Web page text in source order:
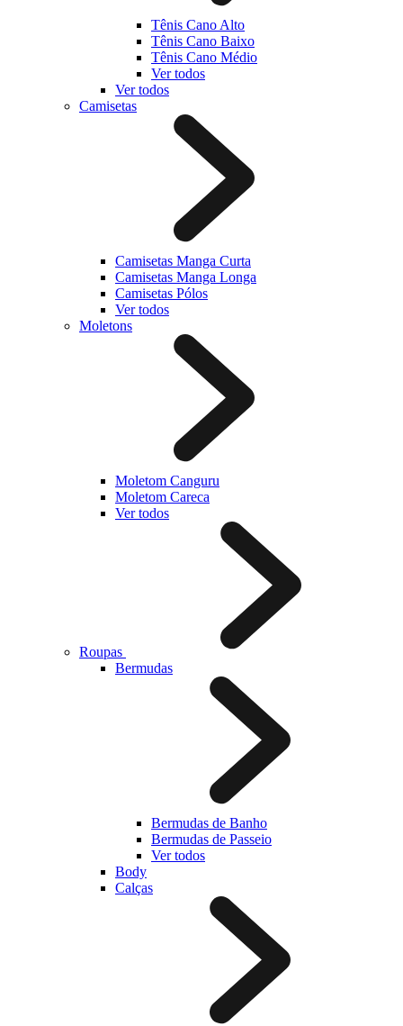
Tênis Cano Alto
Tênis Cano Baixo
Tênis Cano Médio
Ver todos
Ver todos
Camisetas
Camisetas Manga Curta
Camisetas Manga Longa
Camisetas Pólos
Ver todos
Moletons
Moletom Canguru
Moletom Careca
Ver todos
Roupas
Bermudas
Bermudas de Banho
Bermudas de Passeio
Ver todos
Body
Calças